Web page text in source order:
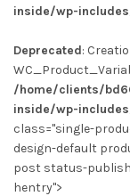
inside/wp-
Deprecated:
/home/clients/
inside/wp-
class="single-
design-default
post status-
hentry">